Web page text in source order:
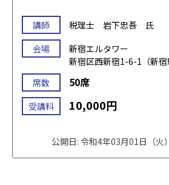
講師
税理士 岩下忠吾 氏
会場
新宿エルタワー
新宿区西新宿1-6-1（新宿
席数
50席
受講料 10,000円
公開日: 令和4年03月01日（火